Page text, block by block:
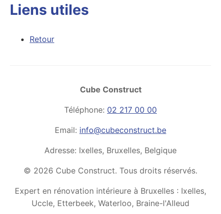
Liens utiles
Retour
Cube Construct
Téléphone: 02 217 00 00
Email: info@cubeconstruct.be
Adresse: Ixelles, Bruxelles, Belgique
© 2026 Cube Construct. Tous droits réservés.
Expert en rénovation intérieure à Bruxelles : Ixelles,
Uccle, Etterbeek, Waterloo, Braine-l'Alleud